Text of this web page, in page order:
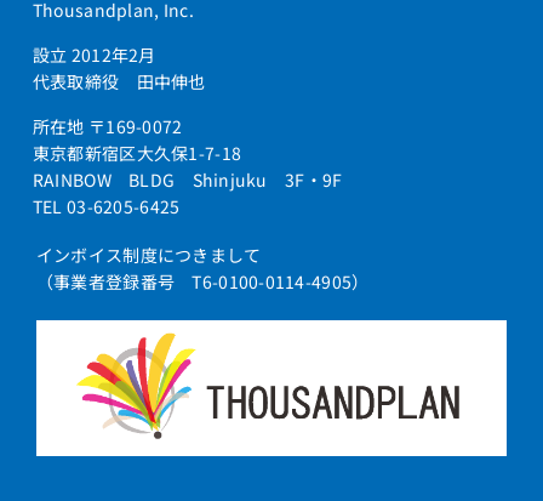
Thousandplan, Inc.
設立 2012年2月
代表取締役 田中伸也
所在地 〒169-0072
東京都新宿区大久保1-7-18
RAINBOW BLDG Shinjuku 3F・9F
TEL 03-6205-6425
インボイス制度につきまして
（事業者登録番号 T6-0100-0114-4905）